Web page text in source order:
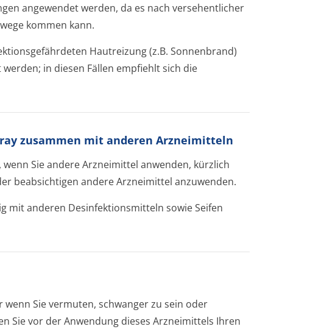
angewendet werden, da es nach versehentlicher
kommen kann.
Hautreizung (z.B. Sonnenbrand)
in diesen Fällen empfiehlt sich die
zusammen mit anderen Arzneimitteln
Sie andere Arzneimittel anwenden, kürzlich
beabsichtigen andere Arzneimittel anzuwenden.
mit anderen Desinfektionsmit­teln sowie Seifen
Sie vermuten, schwanger zu sein oder
Sie vor der Anwendung dieses Arzneimittels Ihren